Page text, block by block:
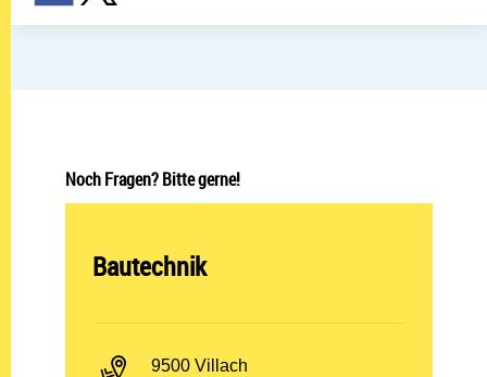
Noch Fragen? Bitte gerne!
Abteilung öffnen:
Bautechnik
PLZ und Ort:
9500 Villach